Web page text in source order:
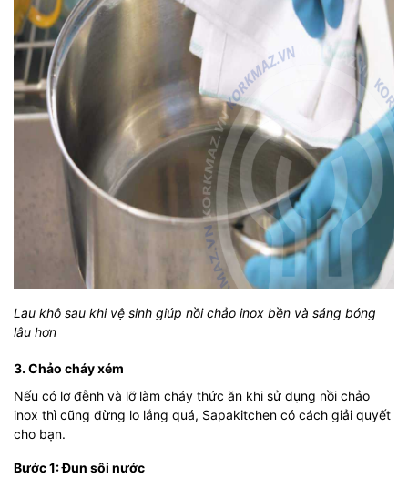
Lau khô sau khi vệ sinh giúp nồi chảo inox bền và sáng bóng
lâu hơn
3. Chảo cháy xém
Nếu có lơ đễnh và lỡ làm cháy thức ăn khi sử dụng nồi chảo
inox thì cũng đừng lo lắng quá, Sapakitchen có cách giải quyết
cho bạn.
Bước 1: Đun sôi nước